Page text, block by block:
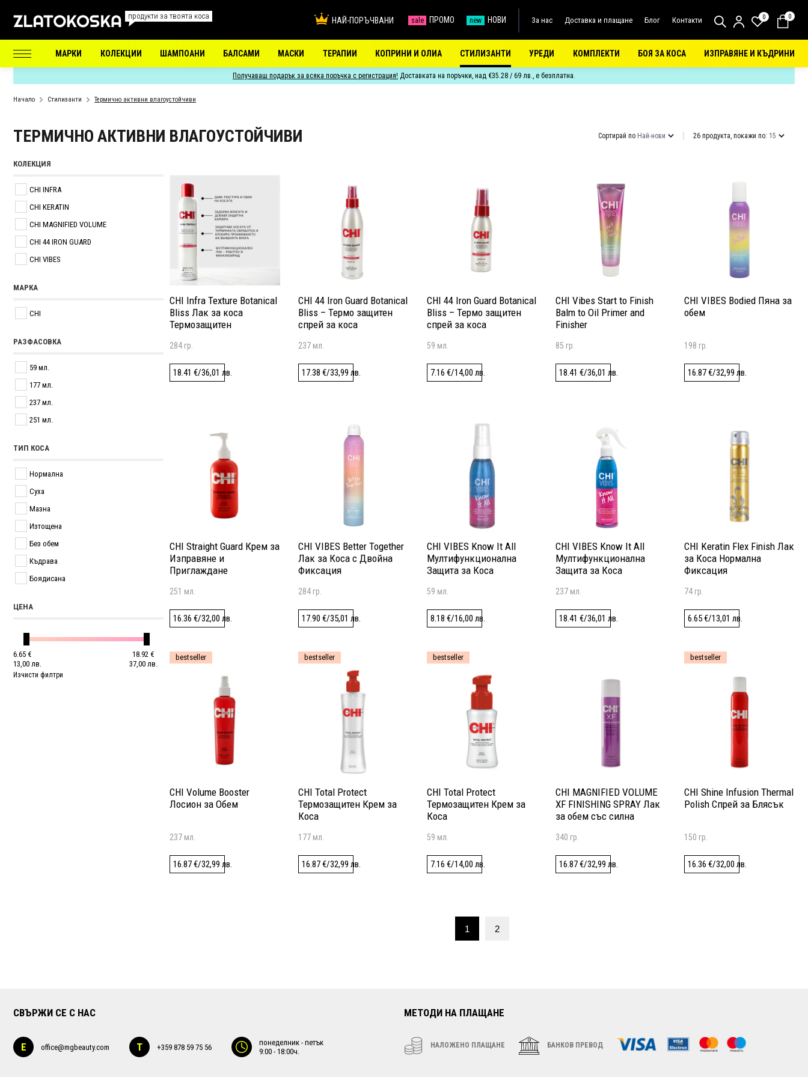
продукти за твоята коса НАЙ-ПОРЪЧВАНИ sale ПРОМО new НОВИ За нас Доставка и плащане Блог Контакти 0 0
МАРКИ КОЛЕКЦИИ ШАМПОАНИ БАЛСАМИ МАСКИ ТЕРАПИИ КОПРИНИ И ОЛИА СТИЛИЗАНТИ УРЕДИ КОМПЛЕКТИ БОЯ ЗА КОСА ИЗПРАВЯНЕ И КЪДРИНИ
Получаваш подарък за всяка поръчка с регистрация! Доставката на поръчки, над €35.28 / 69 лв., е безплатна.
Начало Стилизанти Термично активни влагоустойчиви
ТЕРМИЧНО АКТИВНИ ВЛАГОУСТОЙЧИВИ
КОЛЕКЦИЯ
CHI INFRA
CHI KERATIN
CHI MAGNIFIED VOLUME
CHI 44 IRON GUARD
CHI VIBES
МАРКА
CHI
РАЗФАСОВКА
59 мл.
177 мл.
237 мл.
251 мл.
ТИП КОСА
Нормална
Суха
Мазна
Изтощена
Без обем
Къдрава
Боядисана
ЦЕНА
6.65 €
13,00 лв.
18.92 €
37,00 лв.
Изчисти филтри
Сортирай по Най-нови 26 продукта, покажи по: 15
CHI Infra Texture Botanical
Bliss Лак за коса
Термозащитен
284 гр.
18.41 €/36,01 лв.
CHI 44 Iron Guard Botanical
Bliss – Термо защитен
спрей за коса
237 мл.
17.38 €/33,99 лв.
CHI 44 Iron Guard Botanical
Bliss – Термо защитен
спрей за коса
59 мл.
7.16 €/14,00 лв.
CHI Vibes Start to Finish
Balm to Oil Primer and
Finisher
85 гр.
18.41 €/36,01 лв.
CHI VIBES Bodied Пяна за
обем
198 гр.
16.87€/32,99 лв.
CHI Straight Guard Крем за
Изправяне и
Приглаждане
251 мл.
16.36 €/32,00 лв.
CHI VIBES Better Together
Лак за Коса с Двойна
Фиксация
284 гр.
17.90 €/35,01 лв.
CHI VIBES Know It All
Мултифункционална
Защита за Коса
59 мл.
8.18 €/16,00 лв.
CHI VIBES Know It All
Мултифункционална
Защита за Коса
237 мл.
18.41 €/36,01 лв.
CHI Keratin Flex Finish Лак
за Коса Нормална
Фиксация
74 гр.
6.65€/13,01 лв.
bestseller
CHI Volume Booster
Лосион за Обем
237 мл.
16.87€/32,99 лв.
bestseller
CHI Total Protect
Термозащитен Крем за
Коса
177 мл.
16.87€/32,99 лв.
bestseller
CHI Total Protect
Термозащитен Крем за
Коса
59 мл.
7.16 €/14,00 лв.
CHI MAGNIFIED VOLUME
XF FINISHING SPRAY Лак
за обем със силна
340 гр.
16.87€/32,99 лв.
bestseller
CHI Shine Infusion Thermal
Polish Спрей за Блясък
150 гр.
16.36 €/32,00 лв.
1 2
МЕТОДИ НА ПЛАЩАНЕ
НАЛОЖЕНО ПЛАЩАНЕ БАНКОВ ПРЕВОД
СВЪРЖИ СЕ С НАС
E office@mgbeauty.com T +359 878 59 75 56
понеделник - петък
9:00 - 18:00ч.